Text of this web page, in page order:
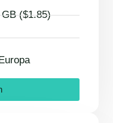
($1.85)